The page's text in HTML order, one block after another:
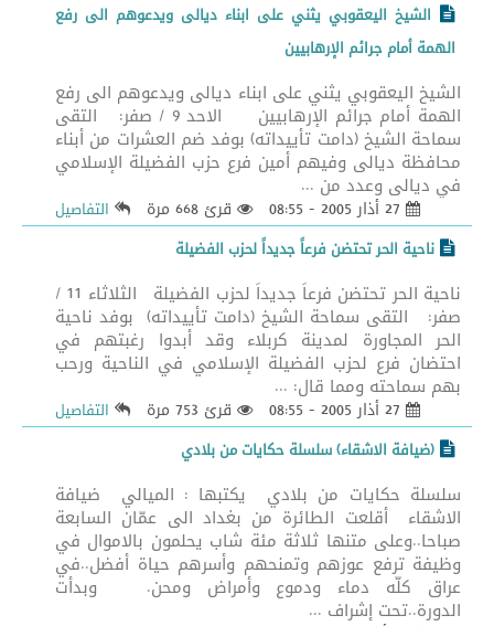
الشيخ اليعقوبي يثني على ابناء ديالى ويدعوهم الى رفع
الهمة أمام جرائم الإرهابيين
الشيخ اليعقوبي يثني على ابناء ديالى ويدعوهم الى رفع
الهمة أمام جرائم الإرهابيين الاحد 9 / صفر: التقى
سماحة الشيخ (دامت تأييداته) بوفد ضم العشرات من أبناء
محافظة ديالى وفيهم أمين فرع حزب الفضيلة الإسلامي
في ديالى وعدد من ...
قرئ 668 مرة
التفاصيل
ناحية الحر تحتضن فرعاً جديداً لحزب الفضيلة
ناحية الحر تحتضن فرعاً جديداً لحزب الفضيلة الثلاثاء 11 /
صفر: التقى سماحة الشيخ (دامت تأييداته) بوفد ناحية
الحر المجاورة لمدينة كربلاء وقد أبدوا رغبتهم في
احتضان فرع لحزب الفضيلة الإسلامي في الناحية ورحب
بهم سماحته ومما قال: ...
قرئ 753 مرة
التفاصيل
(ضيافة الاشقاء) سلسلة حكايات من بلادي
سلسلة حكايات من بلادي يكتبها : الميالي ضيافة
الاشقاء أقلعت الطائرة من بغداد الى عمّان السابعة
صباحا..وعلى متنها ثلاثة مئة شاب يحلمون بالاموال في
وظيفة ترفع عوزهم وتمنحهم وأسرهم حياة أفضل..في
عراق كلّه دماء ودموع وأمراض ومحن. وبدأت
الدورة..تحت إشراف ...